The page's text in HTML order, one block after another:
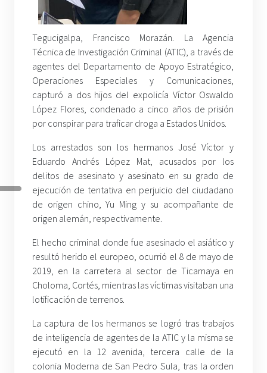
Tegucigalpa, Francisco Morazán. La Agencia
Técnica de Investigación Criminal (ATIC), a través de
agentes del Departamento de Apoyo Estratégico,
Operaciones Especiales y Comunicaciones,
capturó a dos hijos del expolicía Víctor Oswaldo
López Flores, condenado a cinco años de prisión
por conspirar para traficar droga a Estados Unidos.
Los arrestados son los hermanos José Víctor y
Eduardo Andrés López Mat, acusados por los
delitos de asesinato y asesinato en su grado de
ejecución de tentativa en perjuicio del ciudadano
de origen chino, Yu Ming y su acompañante de
origen alemán, respectivamente.
El hecho criminal donde fue asesinado el asiático y
resultó herido el europeo, ocurrió el 8 de mayo de
2019, en la carretera al sector de Ticamaya en
Choloma, Cortés, mientras las víctimas visitaban una
lotificación de terrenos.
La captura de los hermanos se logró tras trabajos
de inteligencia de agentes de la ATIC y la misma se
ejecutó en la 12 avenida, tercera calle de la
colonia Moderna de San Pedro Sula, tras la orden